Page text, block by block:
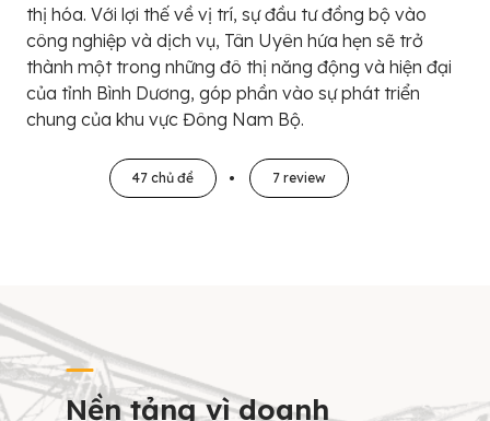
thị hóa. Với lợi thế về vị trí, sự đầu tư đồng bộ vào
công nghiệp và dịch vụ, Tân Uyên hứa hẹn sẽ trở
thành một trong những đô thị năng động và hiện đại
của tỉnh Bình Dương, góp phần vào sự phát triển
chung của khu vực Đông Nam Bộ.
47 chủ đề 7 review
Nền tảng vì doanh